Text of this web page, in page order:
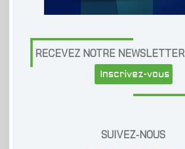
RECEVEZ NOTRE NEWSLETTER
Inscrivez-vous
SUIVEZ-NOUS